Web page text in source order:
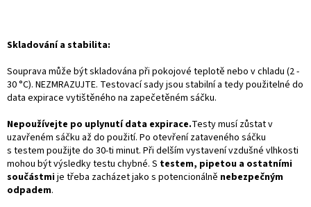
Skladování a stabilita:
Souprava může být skladována při pokojové teplotě nebo v chladu (2 -
30 °C). NEZMRAZUJTE. Testovací sady jsou stabilní a tedy použitelné do
data expirace vytištěného na zapečetěném sáčku.
Nepoužívejte po uplynutí data expirace.Testy musí zůstat v
uzavřeném sáčku až do použití. Po otevření zataveného sáčku
s testem použijte do 30-ti minut. Při delším vystavení vzdušné vlhkosti
mohou být výsledky testu chybné. S testem, pipetou a ostatními
součástmije třeba zacházet jako s potencionálně nebezpečným
odpadem.